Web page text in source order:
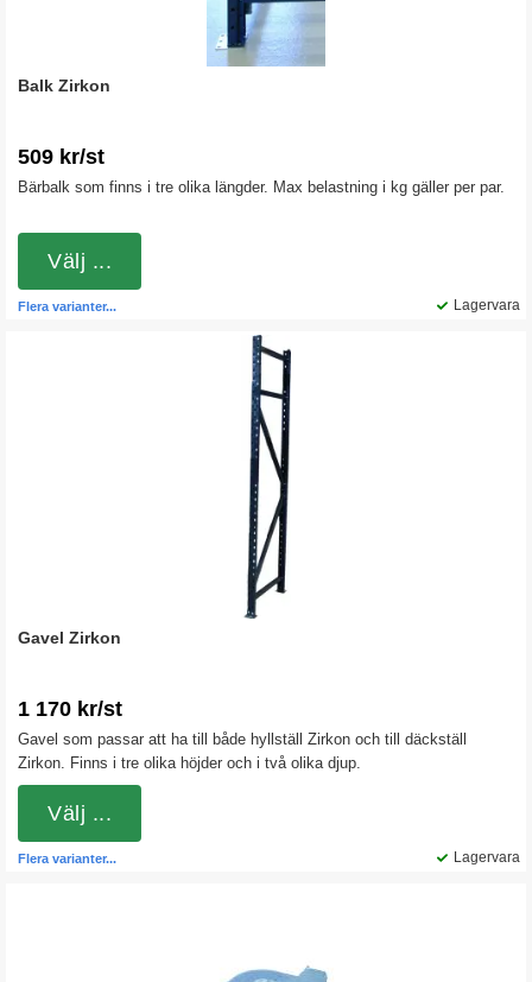
Balk Zirkon
509 kr/st
Bärbalk som finns i tre olika längder. Max belastning i kg gäller per par.
Lagervara
Flera varianter...
Välj ...
Gavel Zirkon
1 170 kr/st
Gavel som passar att ha till både hyllställ Zirkon och till däckställ
Zirkon. Finns i tre olika höjder och i två olika djup.
Lagervara
Flera varianter...
Välj ...